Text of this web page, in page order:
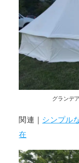
グランデ
関連｜ シンプル
在